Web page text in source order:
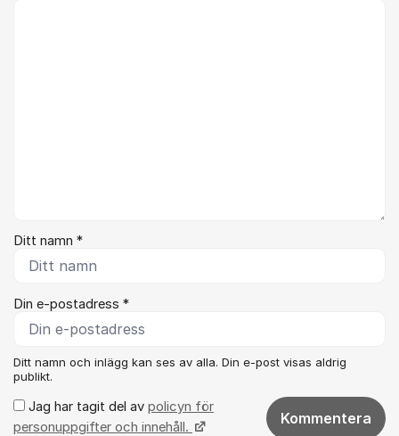
Ditt namn *
Din e-postadress *
Ditt namn och inlägg kan ses av alla. Din e-post visas aldrig
publikt.
Jag har tagit del av policyn för
personuppgifter och innehåll.
Kommentera